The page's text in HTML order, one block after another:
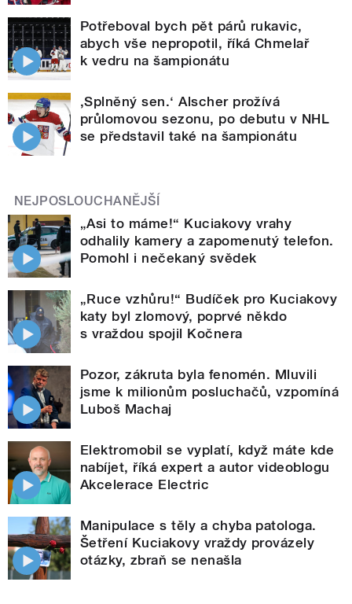
Potřeboval bych pět párů rukavic,
abych vše nepropotil, říká Chmelař
k vedru na šampionátu
,Splněný sen.‘ Alscher prožívá
průlomovou sezonu, po debutu v NHL
se představil také na šampionátu
NEJPOSLOUCHANĚJŠÍ
„Asi to máme!“ Kuciakovy vrahy
odhalily kamery a zapomenutý telefon.
Pomohl i nečekaný svědek
„Ruce vzhůru!“ Budíček pro Kuciakovy
katy byl zlomový, poprvé někdo
s vraždou spojil Kočnera
Pozor, zákruta byla fenomén. Mluvili
jsme k milionům posluchačů, vzpomíná
Luboš Machaj
Elektromobil se vyplatí, když máte kde
nabíjet, říká expert a autor videoblogu
Akcelerace Electric
Manipulace s těly a chyba patologa.
Šetření Kuciakovy vraždy provázely
otázky, zbraň se nenašla